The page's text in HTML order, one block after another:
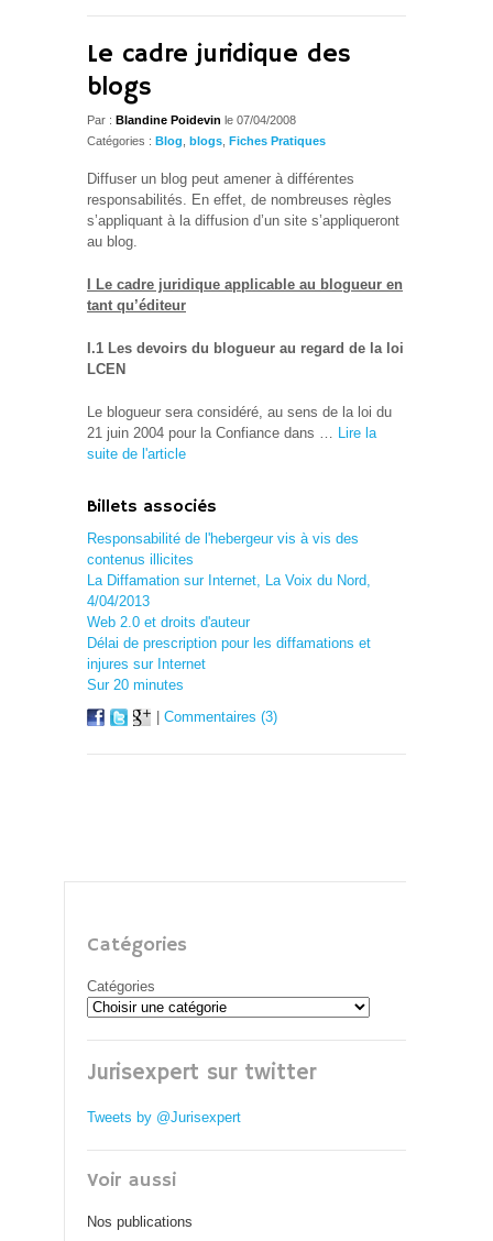
Le cadre juridique des
blogs
Par : Blandine Poidevin le 07/04/2008
Catégories : Blog blogs Fiches Pratiques
Diffuser un blog peut amener à différentes
responsabilités. En effet, de nombreuses règles
s’appliquant à la diffusion d’un site s’appliqueront
au blog.
I Le cadre juridique applicable au blogueur en
tant qu’éditeur
I.1 Les devoirs du blogueur au regard de la loi
LCEN
Le blogueur sera considéré, au sens de la loi du
21 juin 2004 pour la Confiance dans … Lire la
suite de l'article
Billets associés
Responsabilité de l'hebergeur vis à vis des
contenus illicites
La Diffamation sur Internet, La Voix du Nord,
4/04/2013
Web 2.0 et droits d'auteur
Délai de prescription pour les diffamations et
injures sur Internet
Sur 20 minutes
Commentaires (3)
Catégories
Catégories
Jurisexpert sur twitter
Tweets by @Jurisexpert
Voir aussi
Nos publications